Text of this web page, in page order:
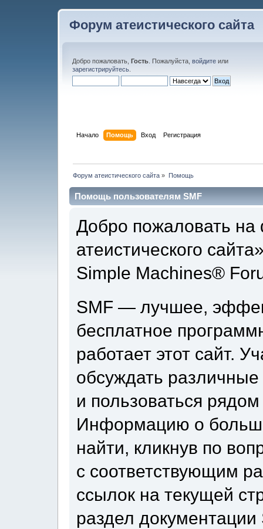
Форум атеистического сайта
Добро пожаловать, Гость . Пожалуйста, войдите или
зарегистрируйтесь
Начало Помощь Вход Регистрация
Форум атеистического сайта » Помощь
Помощь пользователям SMF
Добро пожаловать
атеистического
Simple Machines®
SMF — лучшее,
бесплатное
работает этот сайт.
обсуждать
и пользоваться
Информацию о
найти, кликнув по
с соответствующим
ссылок на текущей
раздел